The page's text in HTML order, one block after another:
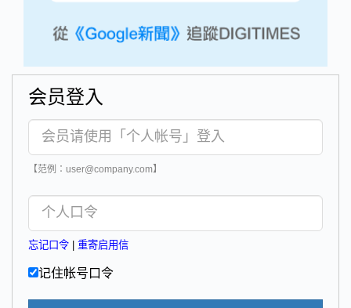
会员登入
【范例：user@company.com】
忘记口令 重寄启用信
记住帐号口令